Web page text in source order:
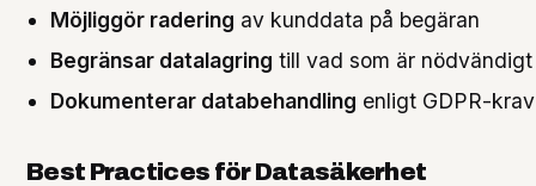
Möjliggör radering av kunddata på begäran
Begränsar datalagring till vad som är nödvändigt
Dokumenterar databehandling enligt GDPR-krav
Best Practices för Datasäkerhet